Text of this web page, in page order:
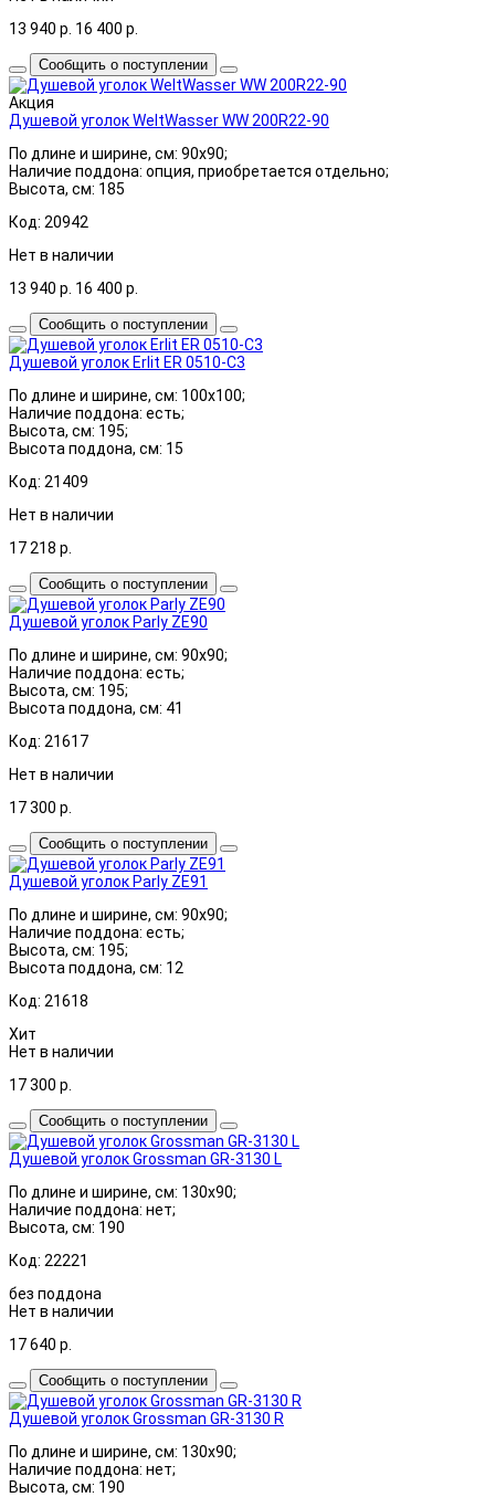
13 940 р. 16 400 р.
Сообщить о поступлении
Акция
Душевой уголок WeltWasser WW 200R22-90
По длине и ширине, см: 90x90;
Наличие поддона: опция, приобретается отдельно;
Высота, см: 185
Код: 20942
Нет в наличии
13 940 р. 16 400 р.
Сообщить о поступлении
Душевой уголок Erlit ER 0510-C3
По длине и ширине, см: 100x100;
Наличие поддона: есть;
Высота, см: 195;
Высота поддона, см: 15
Код: 21409
Нет в наличии
17 218 р.
Сообщить о поступлении
Душевой уголок Parly ZE90
По длине и ширине, см: 90x90;
Наличие поддона: есть;
Высота, см: 195;
Высота поддона, см: 41
Код: 21617
Нет в наличии
17 300 р.
Сообщить о поступлении
Душевой уголок Parly ZE91
По длине и ширине, см: 90x90;
Наличие поддона: есть;
Высота, см: 195;
Высота поддона, см: 12
Код: 21618
Хит
Нет в наличии
17 300 р.
Сообщить о поступлении
Душевой уголок Grossman GR-3130 L
По длине и ширине, см: 130x90;
Наличие поддона: нет;
Высота, см: 190
Код: 22221
без поддона
Нет в наличии
17 640 р.
Сообщить о поступлении
Душевой уголок Grossman GR-3130 R
По длине и ширине, см: 130x90;
Наличие поддона: нет;
Высота, см: 190